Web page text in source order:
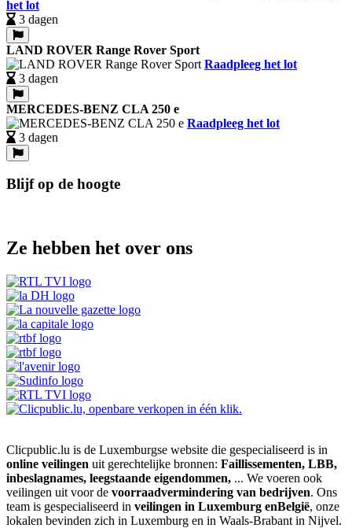
het lot
3 dagen
LAND ROVER Range Rover Sport
Raadpleeg het lot
3 dagen
MERCEDES-BENZ CLA 250 e
Raadpleeg het lot
3 dagen
Blijf op de hoogte
Ze hebben het over ons
Clicpublic.lu is de Luxemburgse website die gespecialiseerd is in
online veilingen uit gerechtelijke bronnen: Faillissementen, LBB,
inbeslagnames, leegstaande eigendommen, ... We voeren ook
veilingen uit voor de voorraadvermindering van bedrijven. Ons
team is gespecialiseerd in veilingen in Luxemburg enBelgië, onze
lokalen bevinden zich in Luxemburg en in Waals-Brabant in Nijvel.